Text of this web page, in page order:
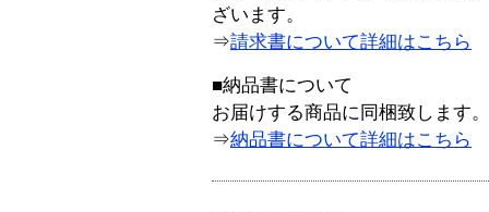
ざいます。
⇒請求書について詳細はこちら
■納品書について
お届けする商品に同梱致します。
⇒納品書について詳細はこちら